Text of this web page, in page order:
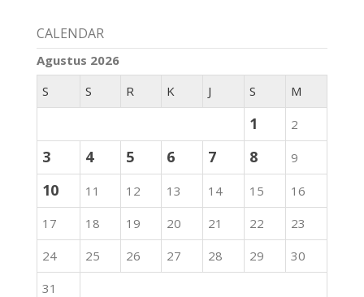
CALENDAR
Agustus 2026
S
S R K J S M
1 2
3 4 5 6 7 8 9
10 11 12 13 14 15
16
17
18 19 20 21 22
23
24
25 26 27 28 29
30
31